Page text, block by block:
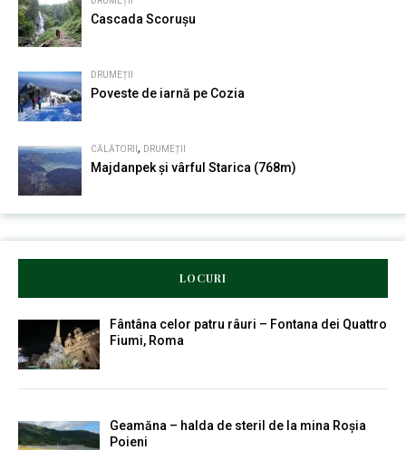
Cascada Scorușu
DRUMEȚII
Poveste de iarnă pe Cozia
CĂLĂTORII , DRUMEȚII
Majdanpek și vârful Starica (768m)
LOCURI
Fântâna celor patru râuri – Fontana dei Quattro
Fiumi, Roma
Geamăna – halda de steril de la mina Roșia
Poieni